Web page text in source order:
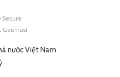
Secure
nước Việt Nam